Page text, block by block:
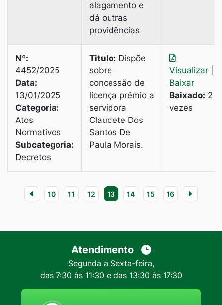
alagamento e
dá outras
providências
Nº:
4452/2025
Data:
13/01/2025
Categoria:
Atos
Normativos
Subcategoria:
Decretos
Titulo: Dispõe
sobre
concessão de
licença prêmio a
servidora
Claudete Dos
Santos De
Paula Morais.
Visualizar
Baixar
Baixado: 2
vezes
10 11 12 13 14 15 16
Atendimento
Segunda a Sexta-feira,
das 7:30 às 11:30 e das 13:30 às 17:30